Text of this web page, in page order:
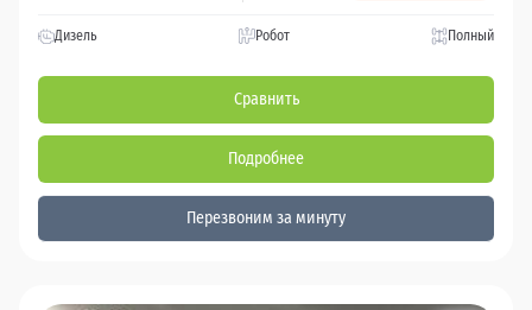
Дизель Робот Полный
Сравнить
Подробнее
Перезвоним за минуту